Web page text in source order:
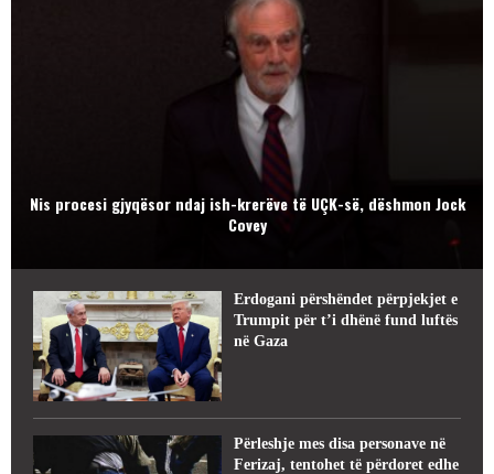
Nis procesi gjyqësor ndaj ish-krerëve të UÇK-së, dëshmon Jock
Covey
Erdogani përshëndet përpjekjet e
Trumpit për t’i dhënë fund luftës
në Gaza
Përleshje mes disa personave në
Ferizaj, tentohet të përdoret edhe